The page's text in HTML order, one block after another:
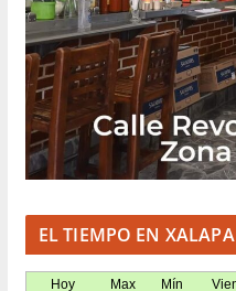
EL TIEMPO EN XALAPA